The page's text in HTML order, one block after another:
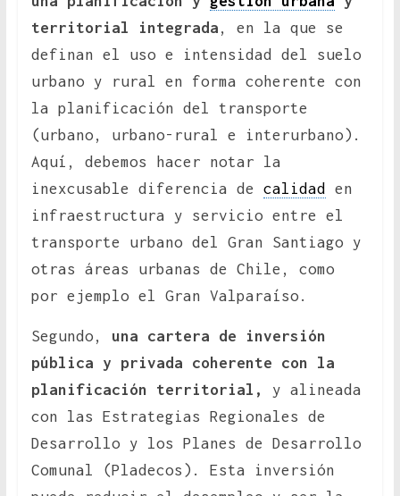
territorial integrada , en la que se
definan el uso e intensidad del suelo
urbano y rural en forma coherente con
la planificación del transporte
(urbano, urbano-rural e interurbano).
Aquí, debemos hacer notar la
inexcusable diferencia de calidad
en
infraestructura y servicio entre el
transporte urbano del Gran Santiago y
otras áreas urbanas de Chile, como
por ejemplo el Gran Valparaíso.
Segundo, una cartera de inversión
pública y privada coherente con la
planificación territorial,
y alineada
con las Estrategias Regionales de
Desarrollo y los Planes de Desarrollo
Comunal (Pladecos). Esta inversión